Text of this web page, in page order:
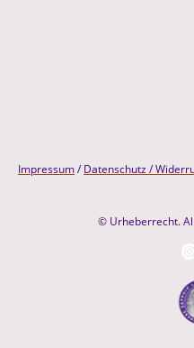
Impressum/Datenschutz /
© Urheberrecht.